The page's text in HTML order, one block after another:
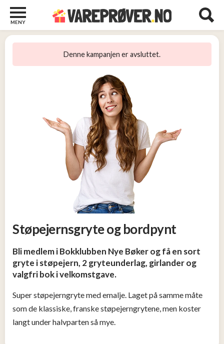
MENY
Denne kampanjen er avsluttet.
Støpejernsgryte og bordpynt
Bli medlem i Bokklubben Nye Bøker og få en sort
gryte i støpejern, 2 gryteunderlag, girlander og
valgfri bok i velkomstgave.
Super støpejerngryte med emalje. Laget på samme måte
som de klassiske, franske støpejerngrytene, men koster
langt under halvparten så mye.
Barn
Elektronikk
Tjen
13
Konkurranser
Populære
tilbud